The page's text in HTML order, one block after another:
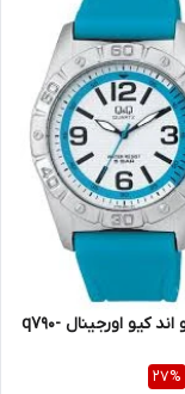
ساعت کیو اند کیو اورجینال q790-
27%